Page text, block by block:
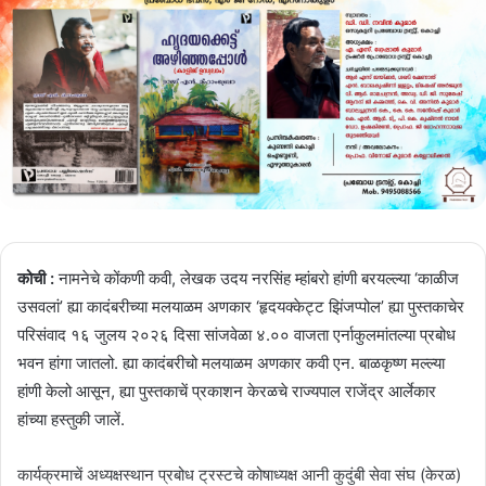
कोची :नामनेचे कोंकणी कवी, लेखक उदय नरसिंह म्हांबरो हांणी बरयल्ल्या ‘काळीज
उसवलां’ ह्या कादंबरीच्या मलयाळम अणकार ‘हृदयक्केट्ट झिंजप्पोल’ ह्या पुस्तकाचेर
परिसंवाद १६ जुलय २०२६ दिसा सांजवेळा ४.०० वाजता एर्नाकुलमांतल्या प्रबोध
भवन हांगा जातलो. ह्या कादंबरीचो मलयाळम अणकार कवी एन. बाळकृष्ण मल्ल्या
हांणी केलो आसून, ह्या पुस्तकाचें प्रकाशन केरळचे राज्यपाल राजेंद्र आर्लेकार
हांच्या हस्तुकी जालें.
कार्यक्रमाचें अध्यक्षस्थान प्रबोध ट्रस्टचे कोषाध्यक्ष आनी कुदुंबी सेवा संघ (केरळ)